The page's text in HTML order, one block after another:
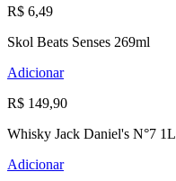
R$ 6,49
Skol Beats Senses 269ml
Adicionar
R$ 149,90
Whisky Jack Daniel's N°7 1L
Adicionar